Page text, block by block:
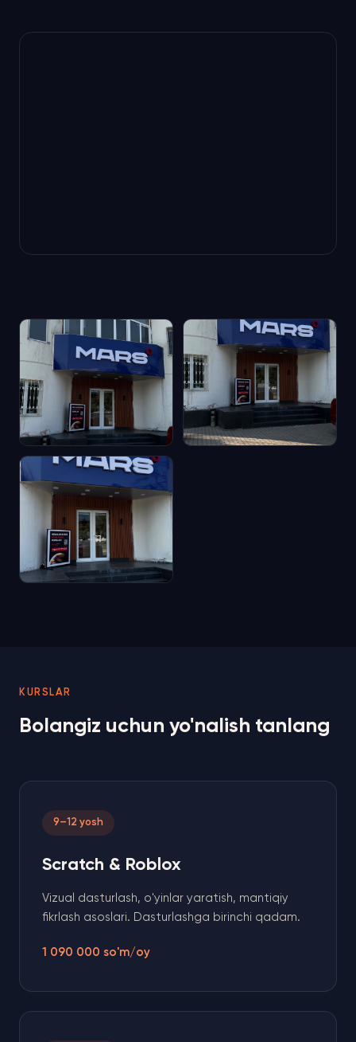
KURSLAR
Bolangiz uchun yo'nalish tanlang
9–12 yosh
Scratch & Roblox
Vizual dasturlash, o'yinlar yaratish, mantiqiy
fikrlash asoslari. Dasturlashga birinchi qadam.
1 090 000 so'm/oy